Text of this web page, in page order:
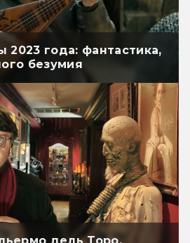
года: фантастика,
безумия